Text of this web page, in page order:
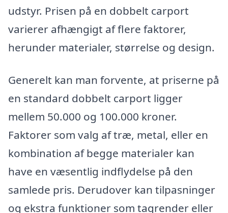
udstyr. Prisen på en dobbelt carport
varierer afhængigt af flere faktorer,
herunder materialer, størrelse og design.
Generelt kan man forvente, at priserne på
en standard dobbelt carport ligger
mellem 50.000 og 100.000 kroner.
Faktorer som valg af træ, metal, eller en
kombination af begge materialer kan
have en væsentlig indflydelse på den
samlede pris. Derudover kan tilpasninger
og ekstra funktioner som tagrender eller